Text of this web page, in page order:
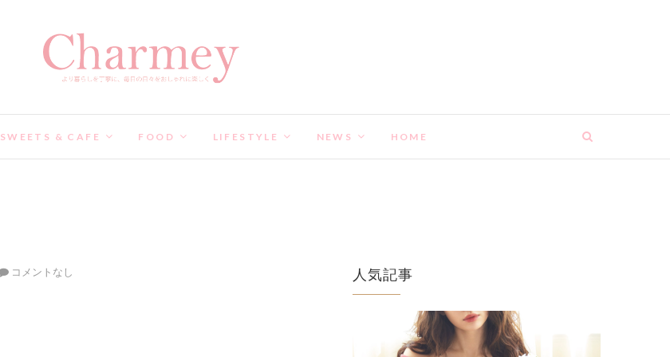
SWEETS & CAFE FOOD LIFESTYLE NEWS HOME
コメントなし 人気記事